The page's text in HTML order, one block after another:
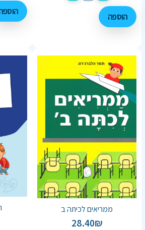
הוספה
ממריאים לכיתה ב
28.40₪